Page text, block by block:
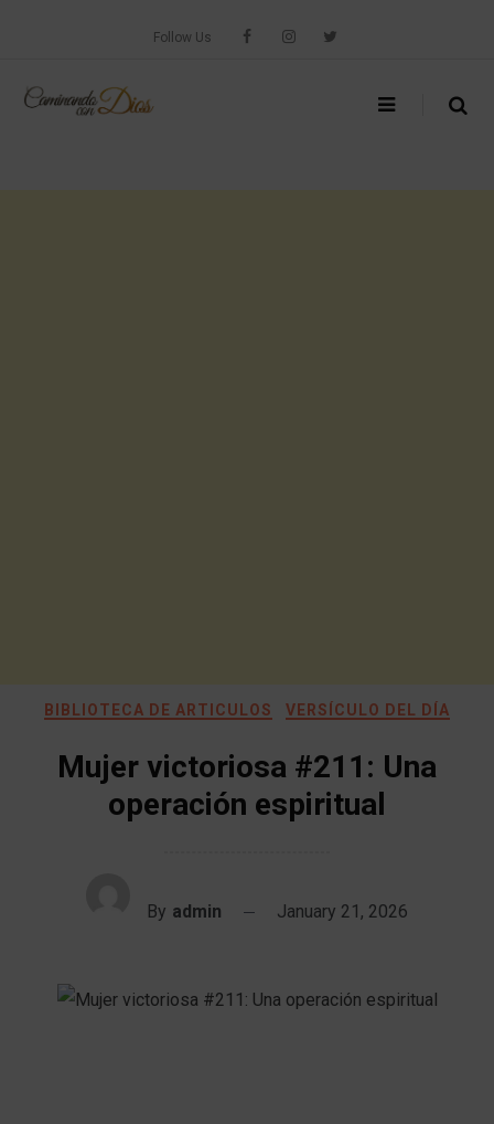
Follow Us
BIBLIOTECA DE ARTICULOS VERSÍCULO DEL DÍA
Mujer victoriosa #211: Una
operación espiritual
By admin January 21, 2026